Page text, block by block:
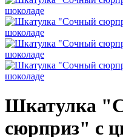
Шкатулка
сюрприз" с